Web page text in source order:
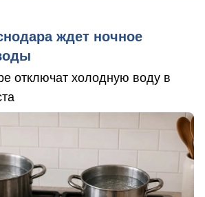
ждет ночное
отключат холодную воду в